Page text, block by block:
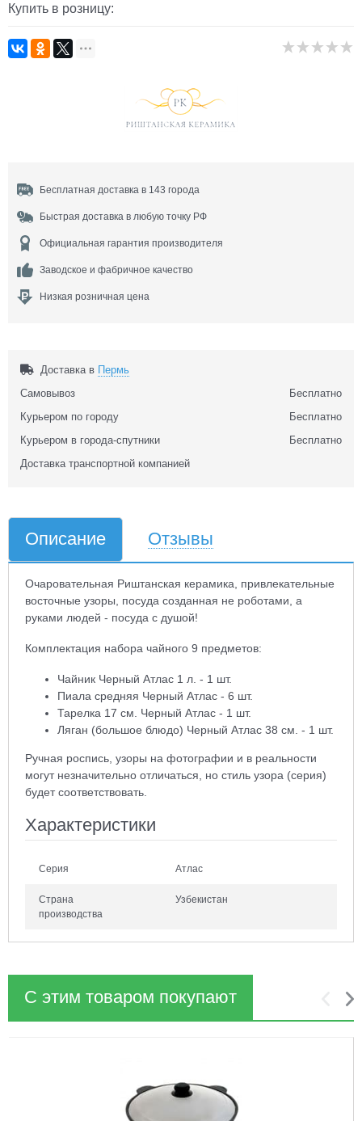
Купить в розницу:
Бесплатная доставка в 143 города
Быстрая доставка в любую точку РФ
Официальная гарантия производителя
Заводское и фабричное качество
Низкая розничная цена
Доставка в Пермь
Самовывоз
Бесплатно
Курьером по городу
Бесплатно
Курьером в города-спутники
Бесплатно
Доставка транспортной компанией
Описание Отзывы
Очаровательная Риштанская керамика, привлекательные
восточные узоры, посуда созданная не роботами, а
руками людей - посуда с душой!
Комплектация набора чайного 9 предметов:
Чайник Черный Атлас 1 л. - 1 шт.
Пиала средняя Черный Атлас - 6 шт.
Тарелка 17 см. Черный Атлас - 1 шт.
Ляган (большое блюдо) Черный Атлас 38 см. - 1 шт.
Ручная роспись, узоры на фотографии и в реальности
могут незначительно отличаться, но стиль узора (серия)
будет соответствовать.
Характеристики
Серия Атлас
Страна
производства
Узбекистан
С этим товаром покупают